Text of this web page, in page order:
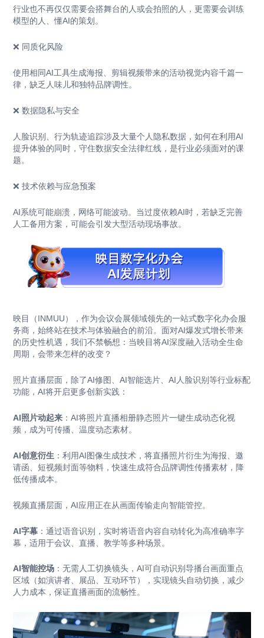
行业也不再仅仅需要会搭舞台的人或会拍照的人，更需要会训练
模型的人、懂AI的策划。
❌ 同质化风险
使用相同AI工具生成海报、剪辑视频带来的活动视觉内容千篇一
律，缺乏人味儿和独特品牌调性。
❌ 数据隐私与安全
人脸识别、行为轨迹追踪涉及大量个人隐私数据，如何在利用AI
提升体验的同时，守住数据安全法律红线，是行业必须面对的课
题。
❌ 技术依赖与应急预案
AI系统可能崩溃，网络可能波动。当过度依赖AI时，若缺乏完善
人工备用方案，可能会引发大型活动现场事故。
映目（INMUU），作为会议会展领域领先的一站式数字化办会服
务商，始终站在技术与体验融合的前沿。面对AI爆发式增长带来
的历史性机遇，我们不禁畅想：当映目将AI深度融入活动全生命
周期，会带来怎样的改变？
照片直播层面，除了AI修图、AI智能选片、AI人脸识别等行业标配
功能，AI将开启更多创新实践：
AI照片动起来 ：AI将照片直播相册静态照片一键生成动态化视
频，成为可传播、温度动态素材。
AI创意衍生 ：利用AI图像生成技术，将直播照片衍生为海报、邀
请函、短视频封面等物料，快速生成符合品牌调性传播素材，降
低传播成本。
视频直播层面，AI应用正在从画面传输走向智能管控。
AI字幕 ：通过语音识别，实时将语音内容自动转化为高准确率字
幕，适用于会议、直播、教学等多种场景。
AI智能控场 ：无需人工切换镜头，AI可自动识别导播台画面重点
区域（如演讲者、展品、互动环节），实现镜头自动切换，减少
人力成本，保证直播画面的流畅性。